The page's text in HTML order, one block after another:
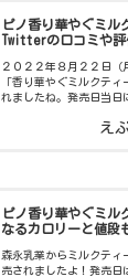
ピノ香り華やぐミル
Twitterの口コミや評
２０２２年８月２２日（
「香り華やぐミルクテ
れましたね。発売日当日
ピノの注目度は高いです
え
ピノ香り華やぐミル
なるカロリーと値段
森永乳業からミルクティ
売されましたよ！発売日